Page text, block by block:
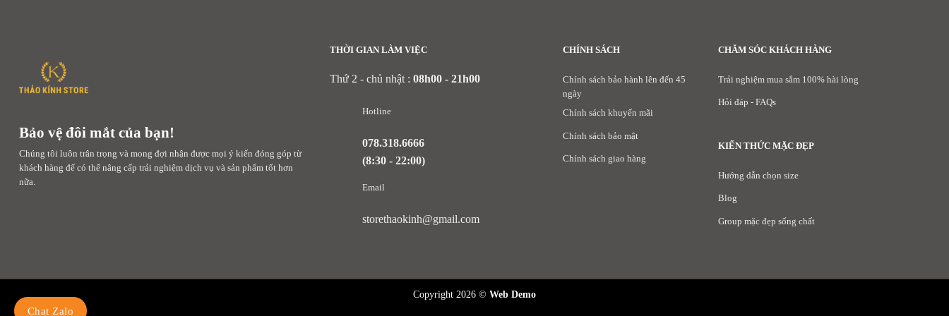
Bảo vệ đôi mắt của bạn!
Chúng tôi luôn trân trọng và mong đợi nhận được mọi ý kiến đóng góp từ
khách hàng để có thể nâng cấp trải nghiệm dịch vụ và sản phẩm tốt hơn
nữa.
THỜI GIAN LÀM VIỆC
Thứ 2 - chủ nhật : 08h00 - 21h00
Hotline
078.318.6666
(8:30 - 22:00)
Email
storethaokinh@gmail.com
CHÍNH SÁCH
Chính sách bảo hành lên đến 45
ngày
Chính sách khuyến mãi
Chính sách bảo mật
Chính sách giao hàng
CHĂM SÓC KHÁCH HÀNG
Trải nghiệm mua sắm 100% hài lòng
Hỏi đáp - FAQs
KIẾN THỨC MẶC ĐẸP
Hướng dẫn chọn size
Blog
Group mặc đẹp sống chất
Copyright 2026 © Web Demo
Chat Zalo